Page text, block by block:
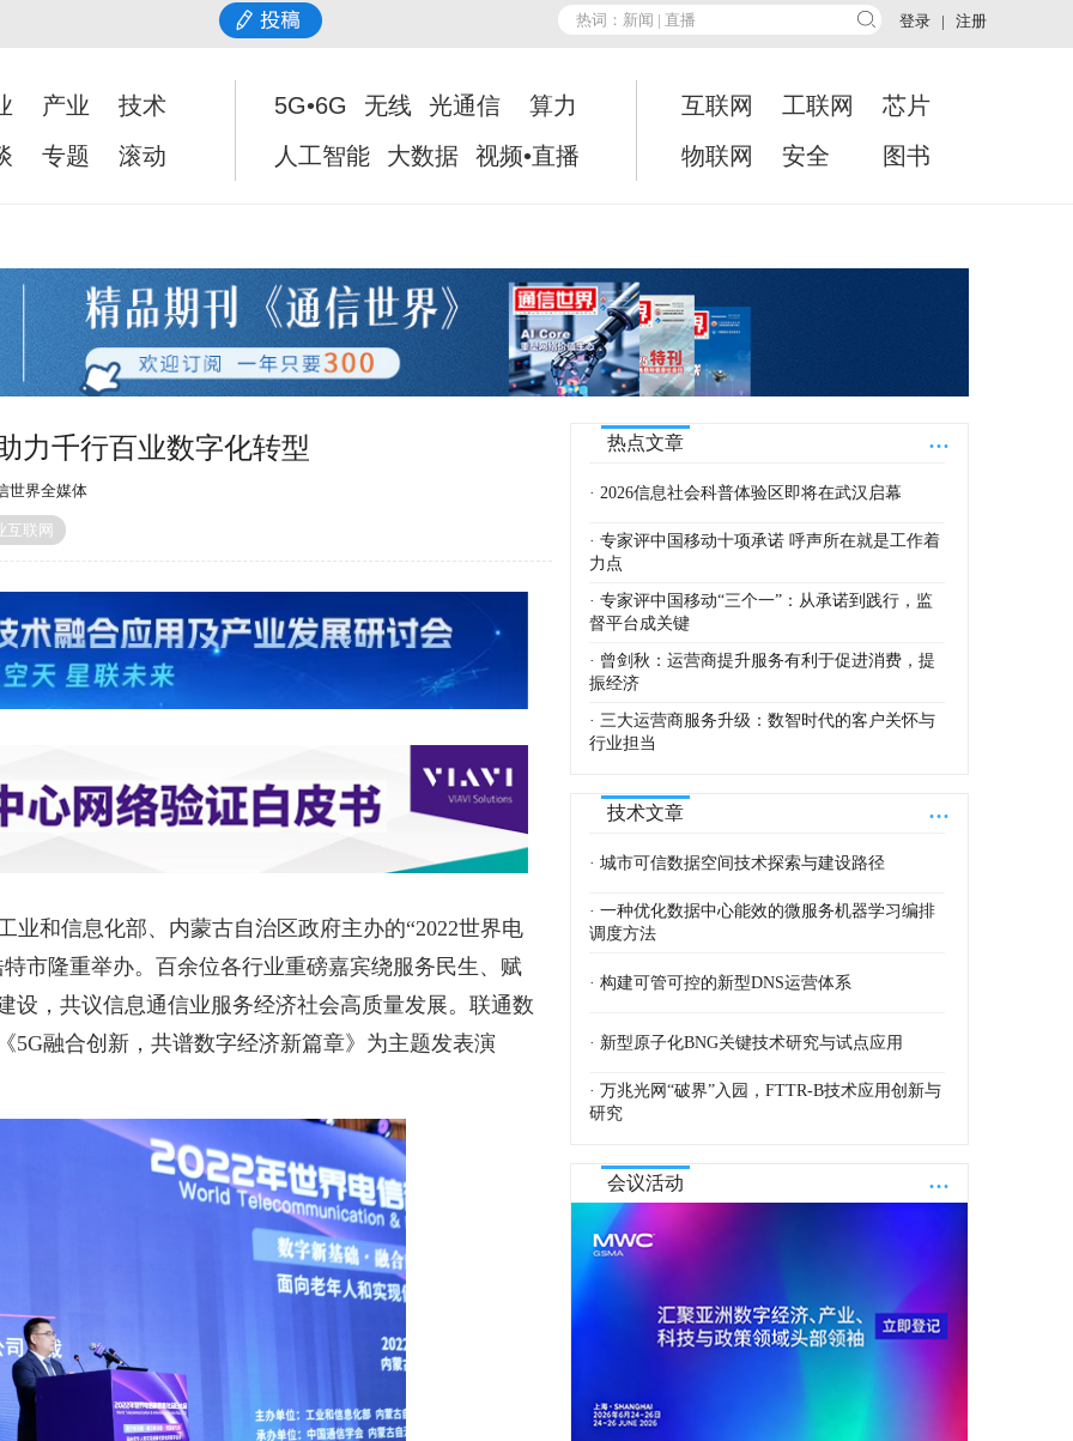
登录 | 注册
产业
技术
专题 滚动
5G•6G 无线 光通信
算力
人工智能
大数据 视频•直播
互联网 工联网
芯片
物联网
安全 图书
力千行百业数字化转型
世界全媒体
互联网
业和信息化部、内蒙古自治区政府主办的“2022世界电
市隆重举办。百余位各行业重磅嘉宾绕服务民生、赋
设，共议信息通信业服务经济社会高质量发展。联通数
5G融合创新，共谱数字经济新篇章》为主题发表演
...
热点文章
· 2026信息社会科普体验区即将在武汉启幕
· 专家评中国移动十项承诺 呼声所在就是工作着
力点
· 专家评中国移动“三个一”：从承诺到践行，监
督平台成关键
· 曾剑秋：运营商提升服务有利于促进消费，提
振经济
· 三大运营商服务升级：数智时代的客户关怀与
行业担当
...
技术文章
· 城市可信数据空间技术探索与建设路径
· 一种优化数据中心能效的微服务机器学习编排
调度方法
· 构建可管可控的新型DNS运营体系
· 新型原子化BNG关键技术研究与试点应用
· 万兆光网“破界”入园，FTTR-B技术应用创新与
研究
...
会议活动